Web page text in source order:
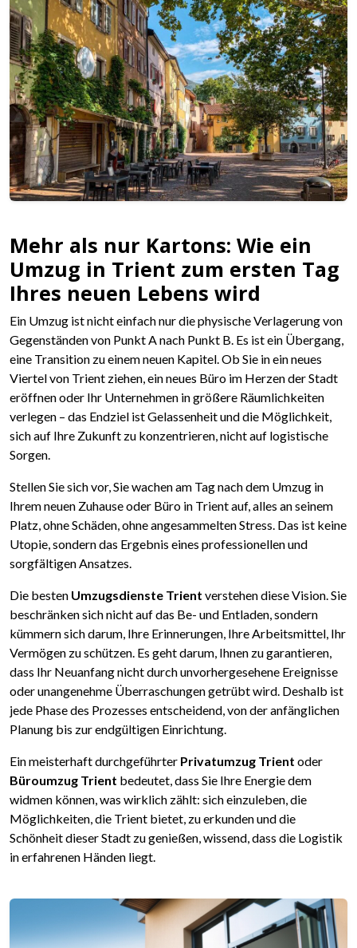
Mehr als nur Kartons: Wie ein
Umzug in Trient zum ersten Tag
Ihres neuen Lebens wird
Ein Umzug ist nicht einfach nur die physische Verlagerung von
Gegenständen von Punkt A nach Punkt B. Es ist ein Übergang,
eine Transition zu einem neuen Kapitel. Ob Sie in ein neues
Viertel von Trient ziehen, ein neues Büro im Herzen der Stadt
eröffnen oder Ihr Unternehmen in größere Räumlichkeiten
verlegen – das Endziel ist Gelassenheit und die Möglichkeit,
sich auf Ihre Zukunft zu konzentrieren, nicht auf logistische
Sorgen.
Stellen Sie sich vor, Sie wachen am Tag nach dem Umzug in
Ihrem neuen Zuhause oder Büro in Trient auf, alles an seinem
Platz, ohne Schäden, ohne angesammelten Stress. Das ist keine
Utopie, sondern das Ergebnis eines professionellen und
sorgfältigen Ansatzes.
Die besten Umzugsdienste Trient verstehen diese Vision. Sie
beschränken sich nicht auf das Be- und Entladen, sondern
kümmern sich darum, Ihre Erinnerungen, Ihre Arbeitsmittel, Ihr
Vermögen zu schützen. Es geht darum, Ihnen zu garantieren,
dass Ihr Neuanfang nicht durch unvorhergesehene Ereignisse
oder unangenehme Überraschungen getrübt wird. Deshalb ist
jede Phase des Prozesses entscheidend, von der anfänglichen
Planung bis zur endgültigen Einrichtung.
Ein meisterhaft durchgeführter Privatumzug Trient oder
Büroumzug Trient bedeutet, dass Sie Ihre Energie dem
widmen können, was wirklich zählt: sich einzuleben, die
Möglichkeiten, die Trient bietet, zu erkunden und die
Schönheit dieser Stadt zu genießen, wissend, dass die Logistik
in erfahrenen Händen liegt.